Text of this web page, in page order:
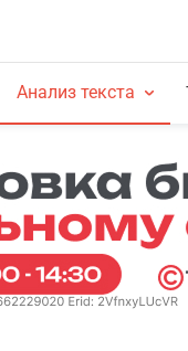
Анализ текста